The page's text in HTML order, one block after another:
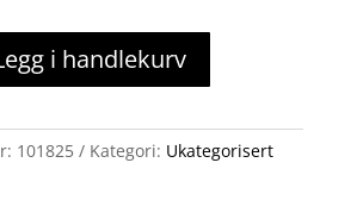
i handlekurv
101825 Kategori: Ukategorisert